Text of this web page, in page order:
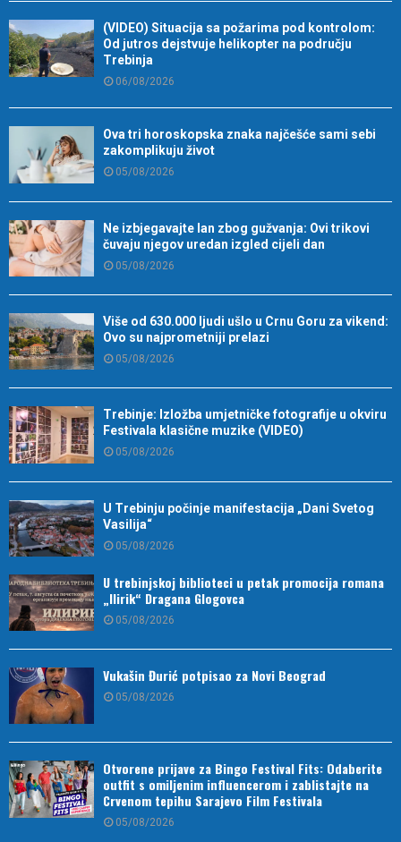
(VIDEO) Situacija sa požarima pod kontrolom:
Od jutros dejstvuje helikopter na području
Trebinja
06/08/2026
Ova tri horoskopska znaka najčešće sami sebi
zakomplikuju život
05/08/2026
Ne izbjegavajte lan zbog gužvanja: Ovi trikovi
čuvaju njegov uredan izgled cijeli dan
05/08/2026
Više od 630.000 ljudi ušlo u Crnu Goru za vikend:
Ovo su najprometniji prelazi
05/08/2026
Trebinje: Izložba umjetničke fotografije u okviru
Festivala klasične muzike (VIDEO)
05/08/2026
U Trebinju počinje manifestacija „Dani Svetog
Vasilija“
05/08/2026
U trebinjskoj biblioteci u petak promocija romana
„Ilirik“ Dragana Glogovca
05/08/2026
Vukašin Đurić potpisao za Novi Beograd
05/08/2026
Otvorene prijave za Bingo Festival Fits: Odaberite
outfit s omiljenim influencerom i zablistajte na
Crvenom tepihu Sarajevo Film Festivala
05/08/2026